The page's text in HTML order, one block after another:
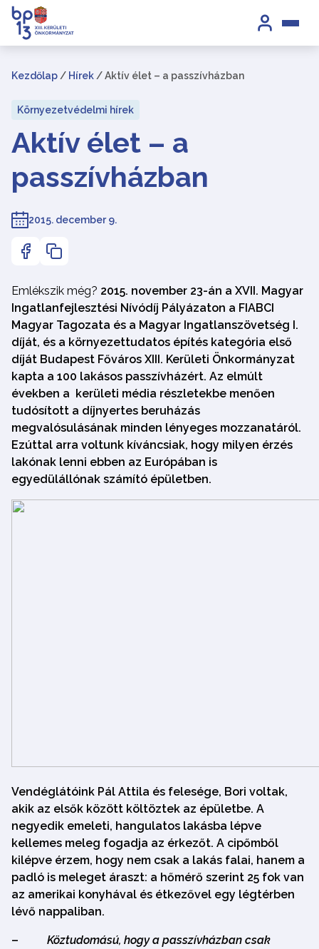
Kezdőlap / Hírek /Aktív élet – a passzívházban
Környezetvédelmi hírek
Aktív élet – a
passzívházban
2015. december 9.
Emlékszik még? 2015. november 23-án a XVII. Magyar
Ingatlanfejlesztési Nívódíj Pályázaton a FIABCI
Magyar Tagozata és a Magyar Ingatlanszövetség I.
díját, és a környezettudatos építés kategória első
díját Budapest Főváros XIII. Kerületi Önkormányzat
kapta a 100 lakásos passzívházért. Az elmúlt
években a kerületi média részletekbe menően
tudósított a díjnyertes beruházás
megvalósulásának minden lényeges mozzanatáról.
Ezúttal arra voltunk kíváncsiak, hogy milyen érzés
lakónak lenni ebben az Európában is
egyedülállónak számító épületben.
Vendéglátóink Pál Attila és felesége, Bori voltak,
akik az elsők között költöztek az épületbe. A
negyedik emeleti, hangulatos lakásba lépve
kellemes meleg fogadja az érkezőt. A cipőmből
kilépve érzem, hogy nem csak a lakás falai, hanem a
padló is meleget áraszt: a hőmérő szerint 25 fok van
az amerikai konyhával és étkezővel egy légtérben
lévő nappaliban.
– Köztudomású, hogy a passzívházban csak